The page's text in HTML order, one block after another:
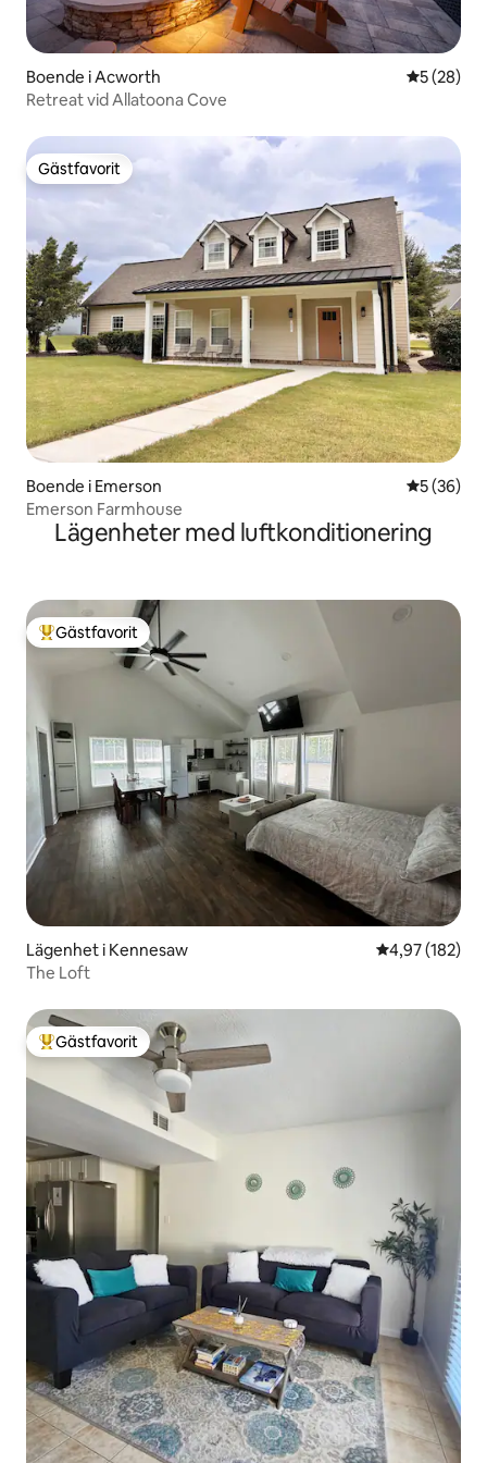
Boende i Acworth 5 av 5 i
5 (28)
Retreat vid Allatoona Cove
Gästfavorit
Gästfavorit
Boende i Emerson 5 av 5 i
5 (36)
Emerson Farmhouse
Lägenheter med luftkonditionering
Populär gästfavorit
Gästfavorit
Lägenhet i Kennesaw 4,97 av 5 i
4,97 (182)
The Loft
Populär gästfavorit
Gästfavorit